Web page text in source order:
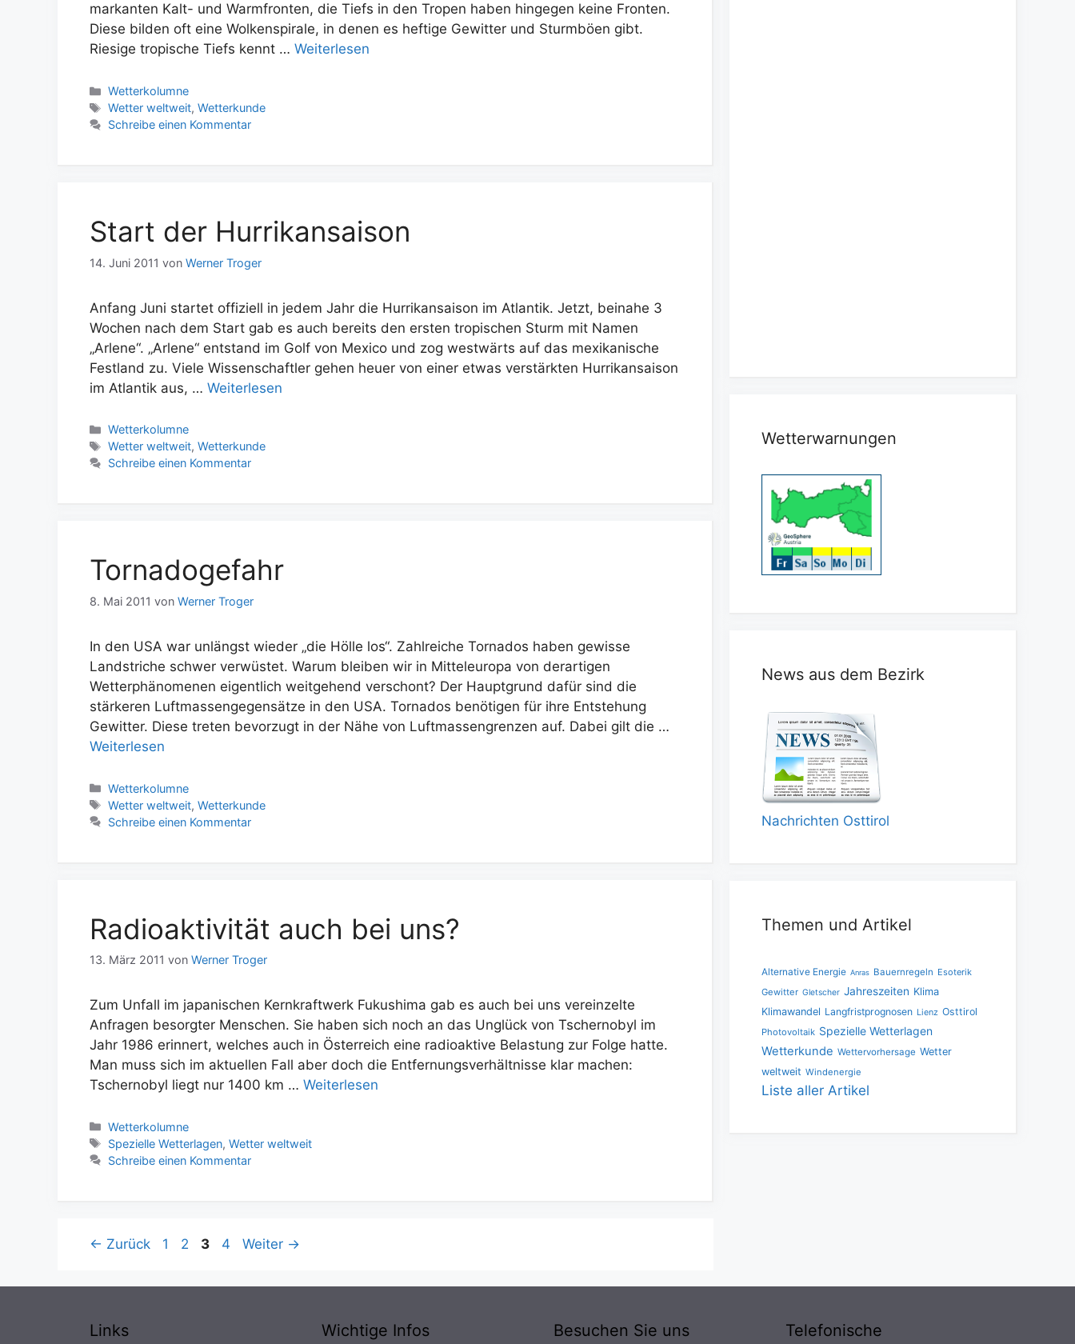
markanten Kalt- und Warmfronten, die Tiefs in den Tropen haben hingegen keine Fronten.
Diese bilden oft eine Wolkenspirale, in denen es heftige Gewitter und Sturmböen gibt.
Riesige tropische Tiefs kennt … Weiterlesen
Kategorien
Wetterkolumne
Schlagwörter
Wetter weltweit,Wetterkunde
Schreibe einen Kommentar
Start der Hurrikansaison
14. Juni 2011 von Werner Troger
Anfang Juni startet offiziell in jedem Jahr die Hurrikansaison im Atlantik. Jetzt, beinahe 3
Wochen nach dem Start gab es auch bereits den ersten tropischen Sturm mit Namen
„Arlene“. „Arlene“ entstand im Golf von Mexico und zog westwärts auf das mexikanische
Festland zu. Viele Wissenschaftler gehen heuer von einer etwas verstärkten Hurrikansaison
im Atlantik aus, … Weiterlesen
Kategorien
Wetterkolumne
Schlagwörter
Wetter weltweit,Wetterkunde
Schreibe einen Kommentar
Tornadogefahr
8. Mai 2011 von Werner Troger
In den USA war unlängst wieder „die Hölle los“. Zahlreiche Tornados haben gewisse
Landstriche schwer verwüstet. Warum bleiben wir in Mitteleuropa von derartigen
Wetterphänomenen eigentlich weitgehend verschont? Der Hauptgrund dafür sind die
stärkeren Luftmassengegensätze in den USA. Tornados benötigen für ihre Entstehung
Gewitter. Diese treten bevorzugt in der Nähe von Luftmassengrenzen auf. Dabei gilt die …
Weiterlesen
Kategorien
Wetterkolumne
Schlagwörter
Wetter weltweit,Wetterkunde
Schreibe einen Kommentar
Radioaktivität auch bei uns?
13. März 2011 von Werner Troger
Zum Unfall im japanischen Kernkraftwerk Fukushima gab es auch bei uns vereinzelte
Anfragen besorgter Menschen. Sie haben sich noch an das Unglück von Tschernobyl im
Jahr 1986 erinnert, welches auch in Österreich eine radioaktive Belastung zur Folge hatte.
Man muss sich im aktuellen Fall aber doch die Entfernungsverhältnisse klar machen:
Tschernobyl liegt nur 1400 km … Weiterlesen
Kategorien
Wetterkolumne
Schlagwörter
Spezielle Wetterlagen,Wetter weltweit
Schreibe einen Kommentar
← Zurück Seite
1 Seite
2 Seite
3 Seite
4 Weiter →
Wetterwarnungen
News aus dem Bezirk
Nachrichten Osttirol
Themen und Artikel
Alternative Energie Anras Bauernregeln Esoterik
Gewitter Gletscher Jahreszeiten Klima
Klimawandel Langfristprognosen Lienz Osttirol
Photovoltaik Spezielle Wetterlagen
Wetterkunde Wettervorhersage Wetter
weltweit Windenergie
Liste aller Artikel
Links Wichtige Infos Besuchen Sie uns Telefonische